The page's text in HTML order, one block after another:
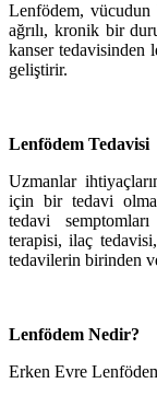
Lenfödem, vücudun
ağrılı, kronik bir
kanser tedavisinden
geliştirir.
Lenfödem Tedavisi
Uzmanlar
için bir tedavi
tedavi
terapisi, ilaç
tedavilerin birinden
Lenfödem Nedir?
Erken Evre